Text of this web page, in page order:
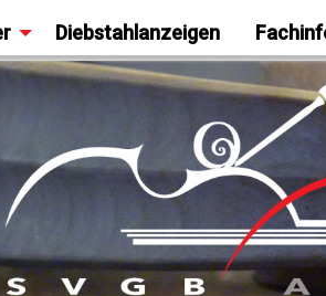
Diebstahlanzeigen